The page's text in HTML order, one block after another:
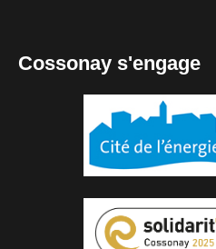
Cossonay s'engage